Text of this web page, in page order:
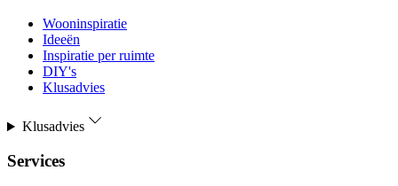
Wooninspiratie
Ideeën
Inspiratie per ruimte
DIY's
Klusadvies
Klusadvies
Services